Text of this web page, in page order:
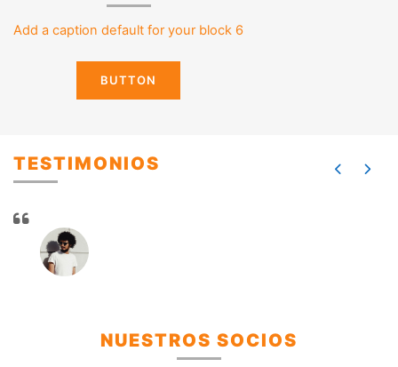
Add a caption default for your block 6
BUTTON
TESTIMONIOS
NUESTROS SOCIOS